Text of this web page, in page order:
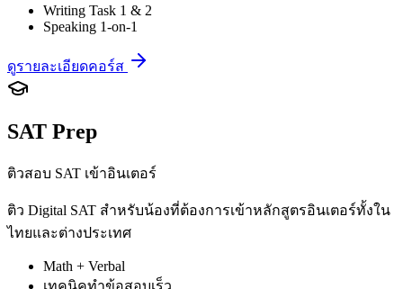
Writing Task 1 & 2
Speaking 1-on-1
ดูรายละเอียดคอร์ส
SAT Prep
ติวสอบ SAT เข้าอินเตอร์
ติว Digital SAT สำหรับน้องที่ต้องการเข้าหลักสูตรอินเตอร์ทั้งใน
ไทยและต่างประเทศ
Math + Verbal